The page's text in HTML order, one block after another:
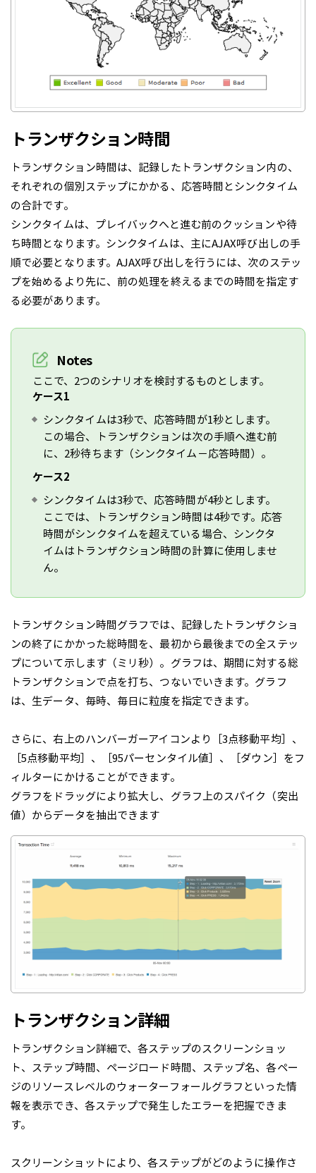
トランザクション時間
トランザクション時間は、記録したトランザクション内の、
それぞれの個別ステップにかかる、応答時間とシンクタイム
の合計です。
シンクタイムは、プレイバックへと進む前のクッションや待
ち時間となります。シンクタイムは、主にAJAX呼び出しの手
順で必要となります。AJAX呼び出しを行うには、次のステッ
プを始めるより先に、前の処理を終えるまでの時間を指定す
る必要があります。
Notes
ここで、2つのシナリオを検討するものとします。
ケース1
シンクタイムは3秒で、応答時間が1秒とします。
この場合、トランザクションは次の手順へ進む前
に、2秒待ちます（シンクタイム－応答時間）。
ケース2
シンクタイムは3秒で、応答時間が4秒とします。
ここでは、トランザクション時間は4秒です。応答
時間がシンクタイムを超えている場合、シンクタ
イムはトランザクション時間の計算に使用しませ
ん。
トランザクション時間グラフでは、 記録したトランザクショ
ンの終了にかかった総時間を、最初から最後までの全ステッ
プについて示します（ミリ秒）。グラフは、期間に対する総
トランザクションで点を打ち、つないでいきます。グラフ
は、生データ、毎時、毎日に粒度を指定できます。
さらに、右上のハンバーガーアイコンより［3点移動平均］、
［5点移動平均］、［95パーセンタイル値］、［ダウン］をフ
ィルターにかけることができます。
グラフをドラッグにより拡大し、グラフ上のスパイク（突出
値）からデータを抽出できます
トランザクション詳細
トランザクション詳細で、各ステップのスクリーンショッ
ト、ステップ時間、ページロード時間、ステップ名、各ペー
ジのリソースレベルのウォーターフォールグラフといった情
報を表示でき、各ステップで発生したエラーを把握できま
す。
スクリーンショットにより、各ステップがどのように操作さ